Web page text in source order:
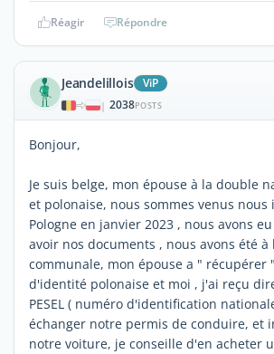
Réagir Répondre
Jeandelillois ViP
| 2038POSTS
Bonjour,
Je suis belge, mon épouse à la double
et polonaise, nous sommes venus nous
Pologne en janvier 2023 , nous avons
avoir nos documents , nous avons été à
communale, mon épouse a " récupérer
d'identité polonaise et moi , j'ai reçu
PESEL ( numéro d'identification
échanger notre permis de conduire, et
notre voiture, je conseille d'en acheter